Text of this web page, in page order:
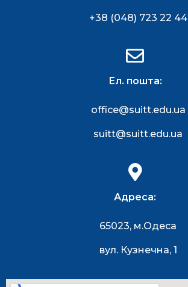
+38 (048) 723 22 44
Ел. пошта:
office@suitt.edu.ua
suitt@suitt.edu.ua
Адреса:
65023, м.Одеса
вул. Кузнечна, 1